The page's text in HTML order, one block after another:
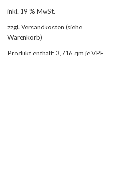
inkl. 19 % MwSt.
zzgl. Versandkosten (siehe
Warenkorb)
Produkt enthält: 3,716 qm je VPE